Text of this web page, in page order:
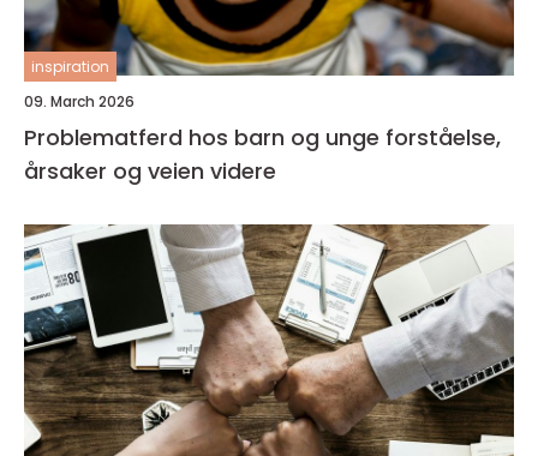
inspiration
09. March 2026
Problematferd hos barn og unge forståelse,
årsaker og veien videre